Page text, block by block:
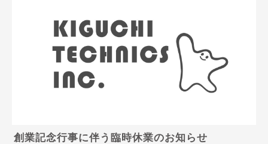
創業記念行事に伴う臨時休業のお知らせ